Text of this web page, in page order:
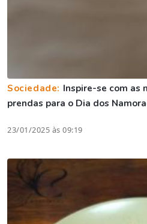
Sociedade: Inspire-se com as
prendas para o Dia dos
23/01/2025 às 09:19